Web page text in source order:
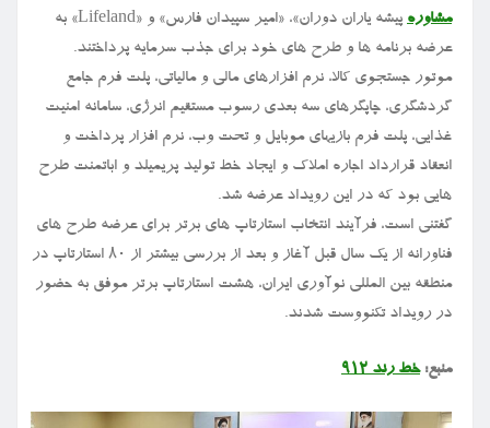
مشاوره
پیشه یاران دوران»، «امیر سپیدان فارس» و «Lifeland» به
عرضه برنامه ها و طرح های خود برای جذب سرمایه پرداختند.
موتور جستجوی کالا، نرم افزارهای مالی و مالیاتی، پلت فرم جامع
گردشگری، چاپگرهای سه بعدی رسوب مستقیم انرژی، سامانه امنیت
غذایی، پلت فرم بازیهای موبایل و تحت وب، نرم افزار پرداخت و
انعقاد قرارداد اجاره املاک و ایجاد خط تولید پریمیلد و اباتمنت طرح
هایی بود که در این رویداد عرضه شد.
گفتنی است، فرآیند انتخاب استارتاپ های برتر برای عرضه طرح های
فناورانه از یک سال قبل آغاز و بعد از بررسی بیشتر از ۸۰ استارتاپ در
منطقه بین المللی نوآوری ایران، هشت استارتاپ برتر موفق به حضور
در رویداد تکنووست شدند.
منبع:خط رند ۹۱۲